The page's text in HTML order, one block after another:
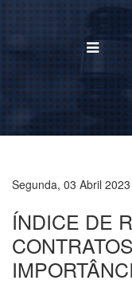
Segunda, 03 Abril
ÍNDICE DE